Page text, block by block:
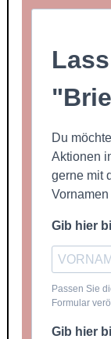
Du
Aktionen
gerne mit
Vornamen
Gib hier
Passen Sie
Formular
Gib hier